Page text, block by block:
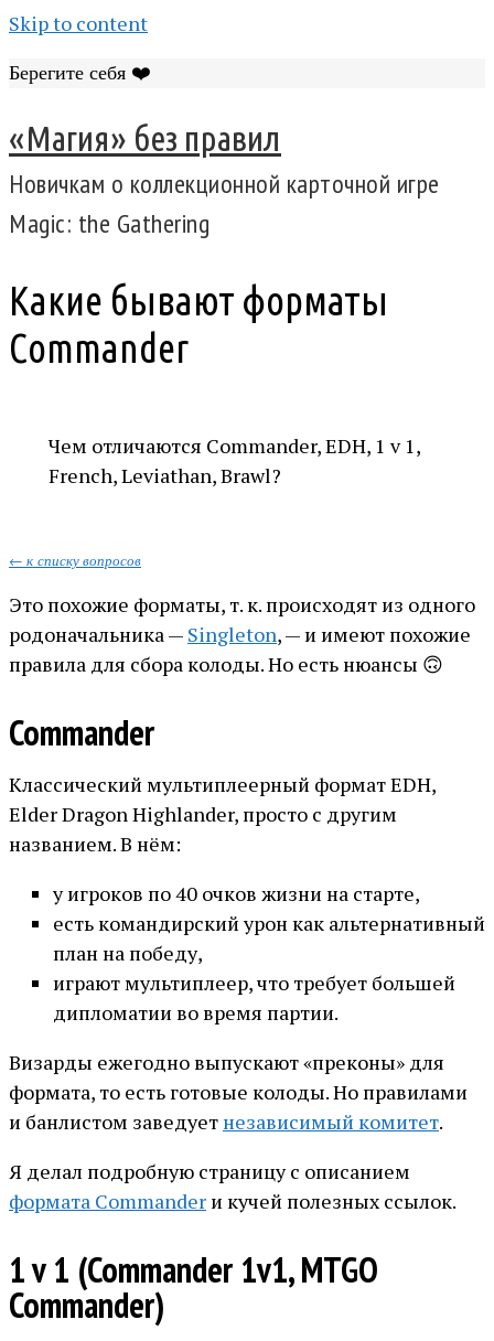
Skip to content
Берегите себя ❤️
«Магия» без правил
Новичкам о коллекционной карточной игре
Magic: the Gathering
Какие бывают форматы
Сommander
Чем отличаются Commander, EDH, 1 v 1,
French, Leviathan, Brawl?
← к списку вопросов
Это похожие форматы, т. к. происходят из одного
родоначальника — Singleton, — и имеют похожие
правила для сбора колоды. Но есть нюансы 🙃
Commander
Классический мультиплеерный формат EDH,
Elder Dragon Highlander, просто с другим
названием. В нём:
у игроков по 40 очков жизни на старте,
есть командирский урон как альтернативный
план на победу,
играют мультиплеер, что требует большей
дипломатии во время партии.
Визарды ежегодно выпускают «преконы» для
формата, то есть готовые колоды. Но правилами
и банлистом заведует независимый комитет.
Я делал подробную страницу с описанием
формата Commanderи кучей полезных ссылок.
1 v 1 (Commander 1v1, MTGO
Commander)